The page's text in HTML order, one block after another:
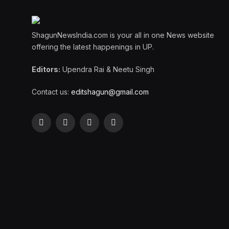
ShagunNewsIndia.com is your all in one News website
offering the latest happenings in UP.
Editors: Upendra Rai & Neetu Singh
Contact us: editshagun@gmail.com
Facebook
X
LinkedInWhatsApp